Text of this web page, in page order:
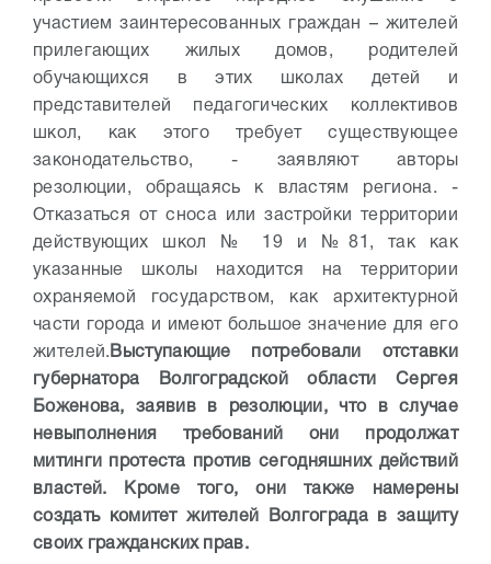
участием заинтересованных граждан – жителей
прилегающих жилых домов, родителей
обучающихся в этих школах детей и
представителей педагогических коллективов
школ, как этого требует существующее
законодательство, - заявляют авторы
резолюции, обращаясь к властям региона. -
Отказаться от сноса или застройки территории
действующих школ № 19 и №81, так как
указанные школы находится на территории
охраняемой государством, как архитектурной
части города и имеют большое значение для его
жителей. Выступающие потребовали отставки
губернатора Волгоградской области Сергея
Боженова, заявив в резолюции, что в случае
невыполнения требований они продолжат
митинги протеста против сегодняшних действий
властей. Кроме того, они также намерены
создать комитет жителей Волгограда в защиту
своих гражданских прав.